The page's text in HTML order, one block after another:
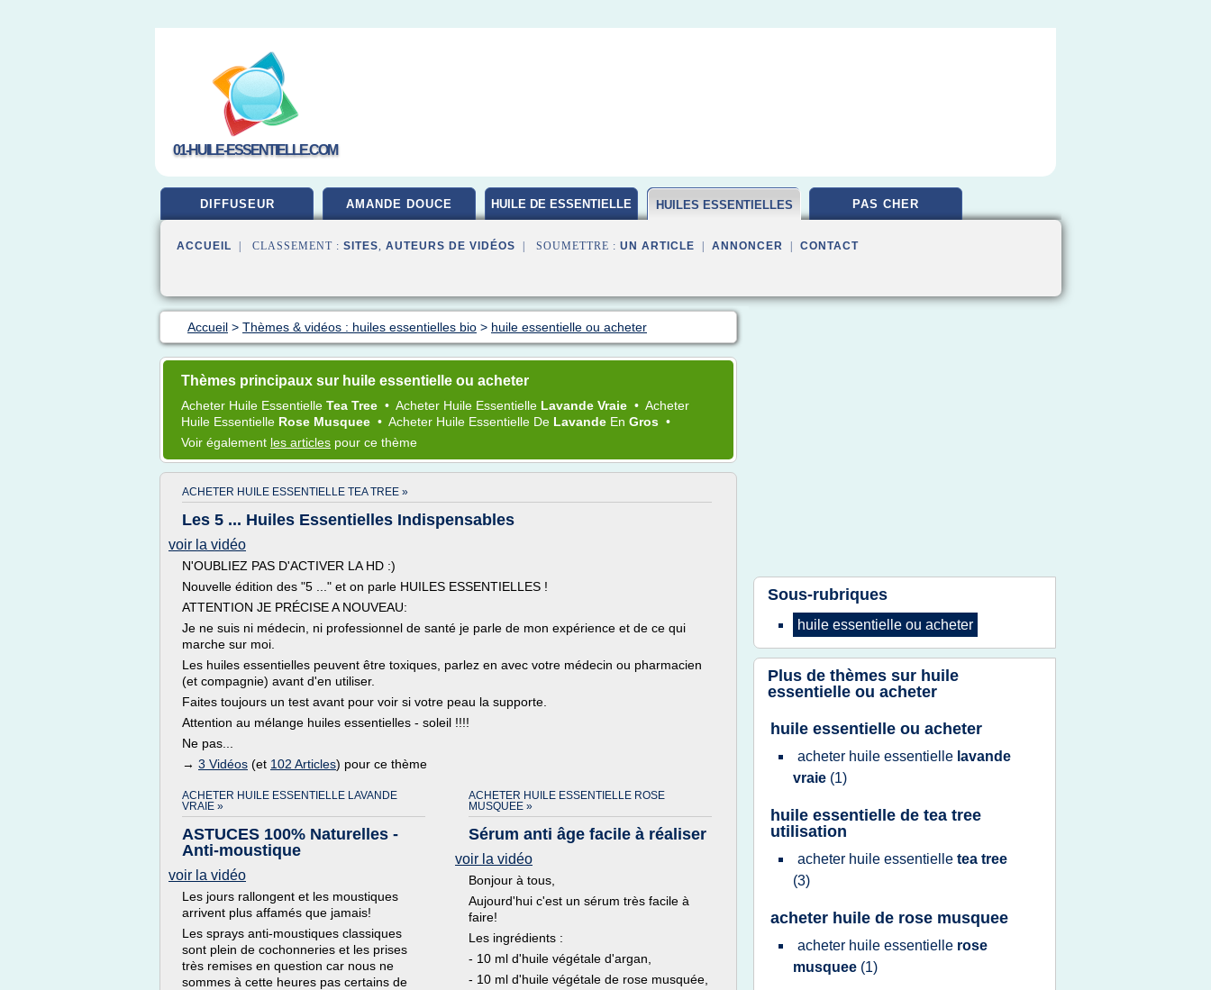
01-HUILE-ESSENTIELLE.COM
DIFFUSEUR AMANDE DOUCE HUILE DE ESSENTIELLE HUILES ESSENTIELLES PAS CHER
ACCUEIL | CLASSEMENT : SITES, AUTEURS DE VIDÉOS | SOUMETTRE : UN ARTICLE ANNONCER CONTACT
Accueil > Thèmes & vidéos : huiles essentielles bio > huile essentielle ou acheter
Thèmes principaux sur huile essentielle ou acheter
Acheter Huile Essentielle Tea Tree • Acheter Huile Essentielle Lavande Vraie • Acheter
Huile Essentielle Rose Musquee • Acheter Huile Essentielle De Lavande En Gros •
Voir également les articles pour ce thème
ACHETER HUILE ESSENTIELLE TEA TREE »
Les 5 ... Huiles Essentielles Indispensables
voir la vidéo
N'OUBLIEZ PAS D'ACTIVER LA HD :)
Nouvelle édition des "5 ..." et on parle HUILES ESSENTIELLES !
ATTENTION JE PRÉCISE A NOUVEAU:
Je ne suis ni médecin, ni professionnel de santé je parle de mon expérience et de ce qui
marche sur moi.
Les huiles essentielles peuvent être toxiques, parlez en avec votre médecin ou pharmacien
(et compagnie) avant d'en utiliser.
Faites toujours un test avant pour voir si votre peau la supporte.
Attention au mélange huiles essentielles - soleil !!!!
Ne pas...
→ 3 Vidéos (et 102 Articles) pour ce thème
ACHETER HUILE ESSENTIELLE LAVANDE
VRAIE »
ASTUCES 100% Naturelles -
Anti-moustique
voir la vidéo
Les jours rallongent et les moustiques
arrivent plus affamés que jamais!
Les sprays anti-moustiques classiques
sont plein de cochonneries et les prises
très remises en question car nous ne
sommes à cette heures pas certains de
ACHETER HUILE ESSENTIELLE ROSE
MUSQUEE »
Sérum anti âge facile à réaliser
voir la vidéo
Bonjour à tous,
Aujourd'hui c'est un sérum très facile à
faire!
Les ingrédients :
- 10 ml d'huile végétale d'argan,
- 10 ml d'huile végétale de rose musquée,
Sous-rubriques
huile essentielle ou acheter
Plus de thèmes sur huile
essentielle ou acheter
huile essentielle ou acheter
acheter huile essentielle lavande
vraie (1)
huile essentielle de tea tree
utilisation
acheter huile essentielle tea tree
(3)
acheter huile de rose musquee
acheter huile essentielle rose
musquee (1)